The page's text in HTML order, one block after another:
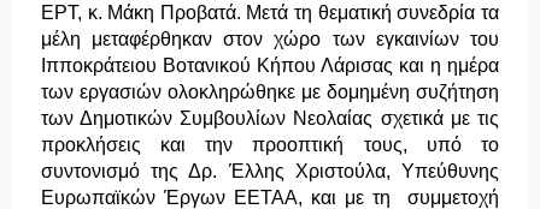
ΕΡΤ, κ. Μάκη Προβατά. Μετά τη θεματική συνεδρία τα
μέλη μεταφέρθηκαν στον χώρο των εγκαινίων του
Ιπποκράτειου Βοτανικού Κήπου Λάρισας και η ημέρα
των εργασιών ολοκληρώθηκε με δομημένη συζήτηση
των Δημοτικών Συμβουλίων Νεολαίας σχετικά με τις
προκλήσεις και την προοπτική τους, υπό το
συντονισμό της Δρ. Έλλης Χριστούλα, Υπεύθυνης
Ευρωπαϊκών Έργων ΕΕΤΑΑ, και με τη συμμετοχή